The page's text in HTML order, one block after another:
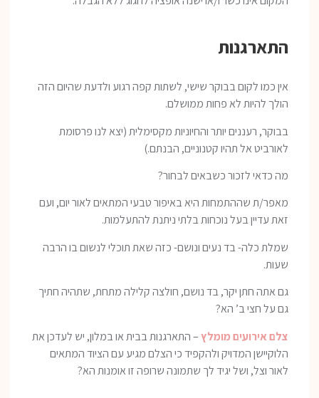
התארגנות
אין כמו לקום בבוקר שישי, לשתות קפה רגוע ולדעת שהיום הזה
הולך להיות לא פחות ממושלם.
בבוקר, רעננים יותר והחיוניות מקסימלית (יצא לנו פרסומת
לאורביט אל תהיו קטנוניים, הבנתם.)
מה כדאי לזכור כשבאים לבחור?
מאפר/ת שההתמחות היא באיפור טבעי המתאים לאור יום, ועם
זאת עדיין בעל נוכחות בלתי ניתנת להתעלמות.
שמלת כלה- בד נעים ונושם- כזה שאת תוכלי לנשום בו הרבה
שעות.
גם אתה חתן יקר, בד נושם, חולצה קלילה מתחת, שתהיה חתיך
גם על חצי ב’ הא?
צלם אירועים מומלץ– התארגנות בבית או במלון, יש לעדכן את
הלוקיישן המדויק ולהקפיד כי הצלם מגיע עם הציוד המתאים
לאור וצל, ושל יגיד לך שתמונה שרופה זו אומנות הא?